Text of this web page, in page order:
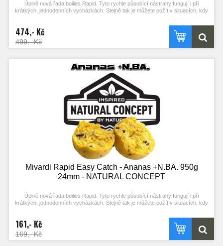
Úplně nová řada boilies Rapid. Tyto rychle působící nástrahy fungují i při
krátkých, jednodenních vycházkách. Stejně tak je můžete požít v situacích, kdy
podporuje práci ve studené vodě. Kvalitní esence a výrazné barvy zajišťují
vysokou atraktivitu i bez použití boosterů. Optimální konzistence a použití R-
FACTORu umožňují snadné nastražení (propíchnutí) a zároveň velkou výdrž.
474,- Kč
499,- Kč
Mivardi Rapid Easy Catch - Ananas +N.BA. 950g
24mm - NATURAL CONCEPT
Úplně nová řada boilies Rapid. Tyto rychle působící nástrahy fungují i při
krátkých, jednodenních vycházkách. Stejně tak je můžete požít v situacích, kdy
podporuje práci ve studené vodě. Kvalitní esence a výrazné barvy zajišťují
vysokou atraktivitu i bez použití boosterů. Optimální konzistence a použití R-
FACTORu umožňují snadné nastražení (propíchnutí) a zároveň velkou výdrž.
161,- Kč
169,- Kč